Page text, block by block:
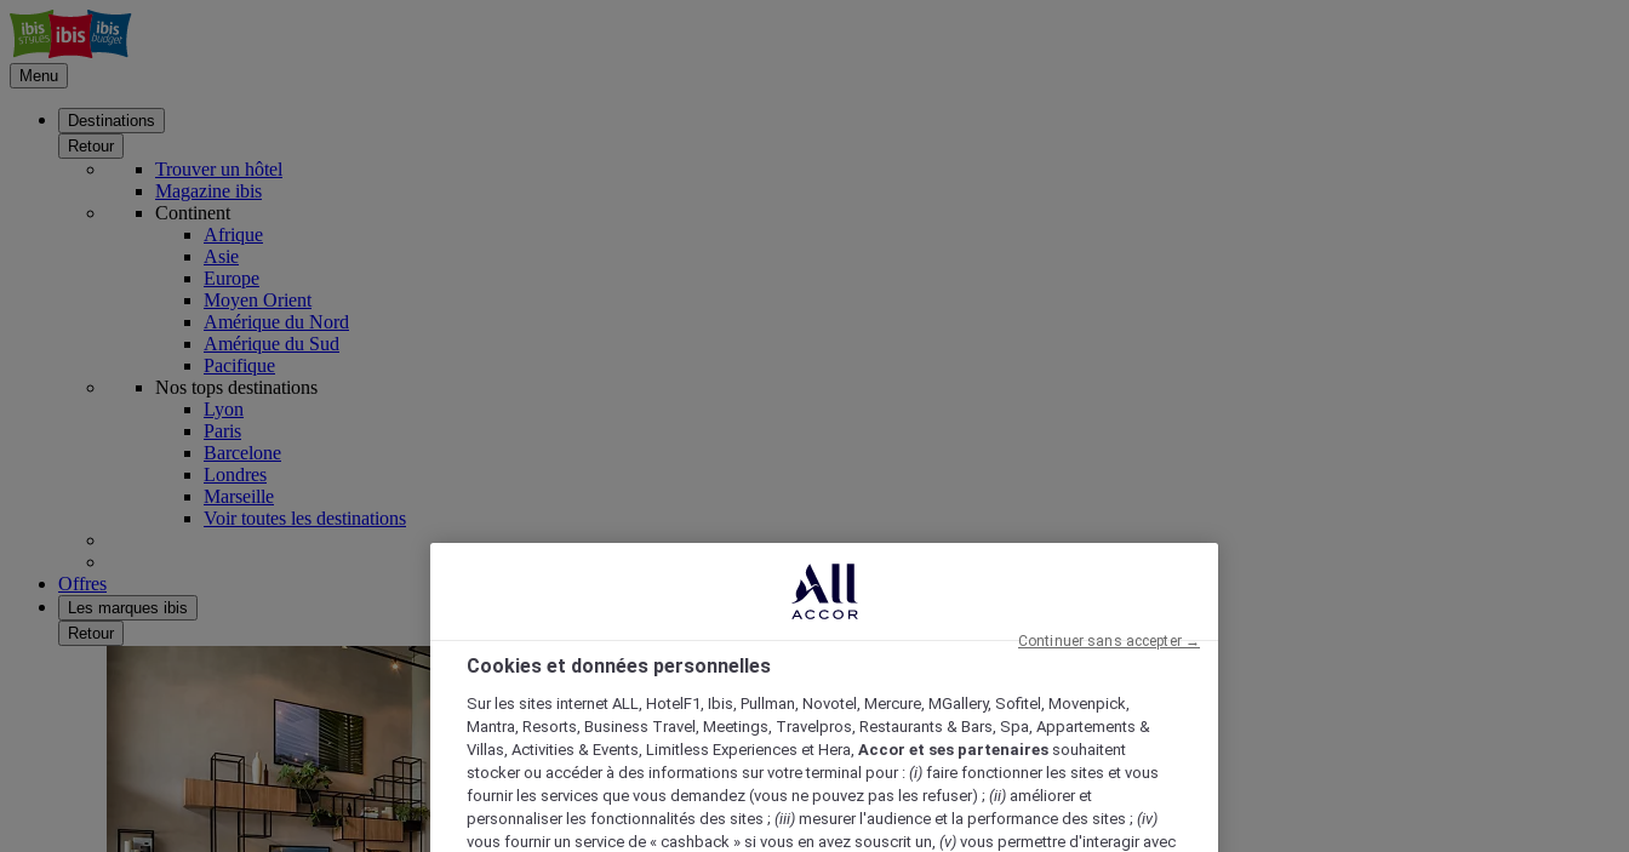
Menu
Destinations
Retour
Trouver un hôtel
Magazine ibis
Continent
Afrique
Asie
Europe
Moyen Orient
Amérique du Nord
Amérique du Sud
Pacifique
Nos tops destinations
Lyon
Paris
Barcelone
Londres
Marseille
Voir toutes les destinations
Offres
Les marques ibis
Retour
Cookies et données personnelles
Sur les sites internet ALL, HotelF1, Ibis, Pullman, Novotel, Mercure, MGallery, Sofitel, Movenpick,
Mantra, Resorts, Business Travel, Meetings, Travelpros, Restaurants & Bars, Spa, Appartements &
Villas, Activities & Events, Limitless Experiences et Hera, Accor et ses partenaires souhaitent
stocker ou accéder à des informations sur votre terminal pour : (i) faire fonctionner les sites et vous
fournir les services que vous demandez (vous ne pouvez pas les refuser) ; (ii) améliorer et
personnaliser les fonctionnalités des sites ; (iii) mesurer l'audience et la performance des sites ; (iv)
vous fournir un service de « cashback » si vous en avez souscrit un, (v) vous permettre d'interagir avec
Continuer sans accepter →